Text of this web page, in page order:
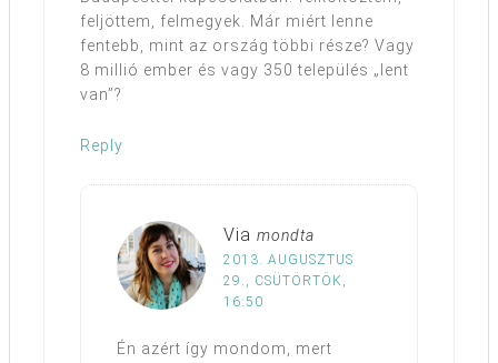
feljöttem, felmegyek. Már miért lenne
fentebb, mint az ország többi része? Vagy
8 millió ember és vagy 350 település „lent
van”?
Reply
Via mondta
2013. AUGUSZTUS
29., CSÜTÖRTÖK,
16:50
Én azért így mondom, mert